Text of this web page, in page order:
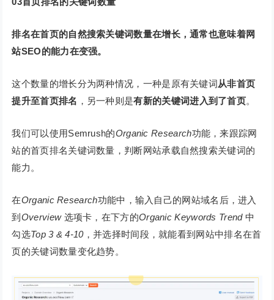
排名在首页的自然搜索关键词数量在增长，通常也意味着网
站SEO的能力在变强。
这个数量的增长分为两种情况，一种是原有关键词从非首页
提升至首页排名 ，另一种则是有新的关键词进入到了首页。
我们可以使用Semrush的Organic Research功能，来跟踪网
站的首页排名关键词数量，判断网站承载自然搜索关键词的
能力。
在Organic Research功能中，输入自己的网站域名后，进入
到 Overview 选项卡，在下方的Organic Keywords Trend 中
勾选Top 3 & 4-10，并选择时间段，就能看到网站中排名在首
页的关键词数量变化趋势。